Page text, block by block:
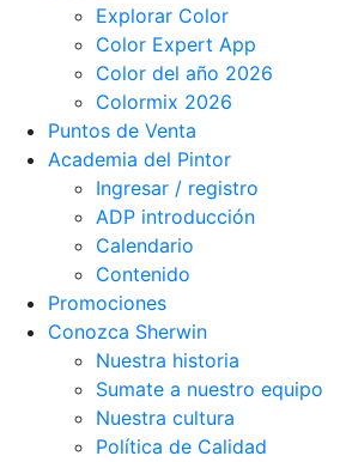
Explorar Color
Color Expert App
Color del año 2026
Colormix 2026
Puntos de Venta
Academia del Pintor
Ingresar / registro
ADP introducción
Calendario
Contenido
Promociones
Conozca Sherwin
Nuestra historia
Sumate a nuestro equipo
Nuestra cultura
Política de Calidad